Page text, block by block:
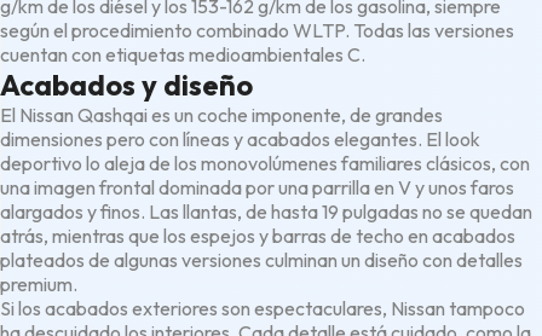
g/km de los diésel y los 153-162 g/km de los gasolina, siempre
según el procedimiento combinado WLTP. Todas las versiones
cuentan con etiquetas medioambientales C.
Acabados y diseño
El Nissan Qashqai es un coche imponente, de grandes
dimensiones pero con líneas y acabados elegantes. El look
deportivo lo aleja de los monovolúmenes familiares clásicos, con
una imagen frontal dominada por una parrilla en V y unos faros
alargados y finos. Las llantas, de hasta 19 pulgadas no se quedan
atrás, mientras que los espejos y barras de techo en acabados
plateados de algunas versiones culminan un diseño con detalles
premium.
Si los acabados exteriores son espectaculares, Nissan tampoco